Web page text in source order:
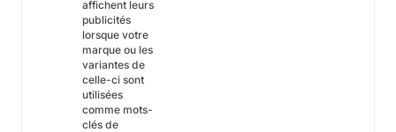
affichent leurs
publicités
lorsque votre
marque ou les
variantes de
celle-ci sont
utilisées
comme mots-
clés de